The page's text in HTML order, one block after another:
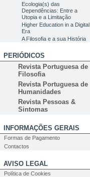
Ecologia(s) das
Dependências: Entre a
Utopia e a Limitação
Higher Education in a Digital
Era
A Filosofia e a sua História
PERIÓDICOS
Revista Portuguesa de
Filosofia
Revista Portuguesa de
Humanidades
Revista Pessoas &
Sintomas
INFORMAÇÕES GERAIS
Formas de Pagamento
Contactos
AVISO LEGAL
Política de Cookies